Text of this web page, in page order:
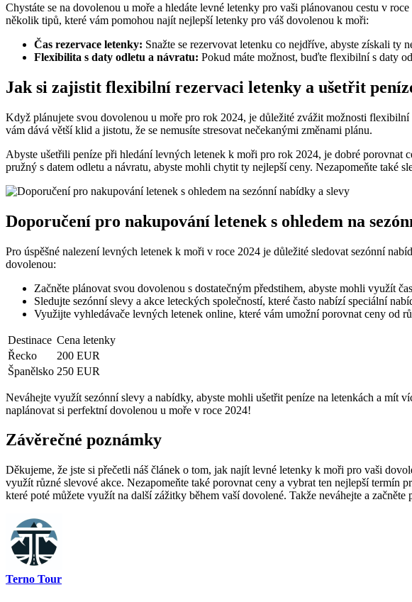
Chystáte​ se na dovolenou u moře a hledáte levné letenky⁢ pro vaši plánovanou‌ cestu ‍v
několik tipů, které⁣ vám‍ pomohou ‍najít nejlepší letenky pro váš dovolenou ⁤k ⁢moři:
Čas rezervace letenky: Snažte se rezervovat letenku co nejdříve, abyste získali ty
Flexibilita s daty odletu a ⁤návratu: Pokud máte možnost, ⁤buďte flexibilní s daty
Jak si zajistit flexibilní​ rezervaci ​letenky a ušetřit
Když plánujete svou​ dovolenou⁢ u ⁢moře pro rok 2024, je důležité zvážit⁤ možnosti
vám dává větší klid a jistotu, že se nemusíte stresovat nečekanými změnami⁣ plánu.
Abyste ušetřili peníze při hledání ⁣levných‍ letenek k moři pro rok ⁢2024, ⁢je ⁣dobré
pružný s datem odletu a návratu, ⁣abyste⁤ mohli chytit ​ty nejlepší ⁢ceny. Nezapomeňte také
Doporučení pro ⁢nakupování​ letenek s ohledem‌ na
Pro úspěšné ⁢nalezení levných letenek k ⁤moři v roce 2024 je ⁣důležité sledovat sezónní
‌dovolenou:
Začněte ⁤plánovat svou dovolenou s dostatečným předstihem, abyste mohli využít⁢
Sledujte sezónní ​slevy a akce leteckých společností, které často nabízí speciální
Využijte vyhledávače levných letenek online, které vám umožní porovnat ceny od
Destinace Cena letenky
Řecko
200 EUR
Španělsko 250 EUR
Neváhejte využít sezónní slevy a‍ nabídky, abyste mohli‍ ušetřit peníze na letenkách a mít⁢
naplánovat si perfektní‌ dovolenou u moře ‍v⁢ roce‌ 2024!
Závěrečné poznámky
Děkujeme, že jste si přečetli náš článek o tom, ‌jak najít levné letenky k ⁢moři pro vaši
využít různé slevové akce. Nezapomeňte také porovnat ⁤ceny a‍ vybrat‍ ten nejlepší⁣
které‌ poté můžete využít na další zážitky během vaší dovolené.⁤ Takže neváhejte a​
Terno Tour